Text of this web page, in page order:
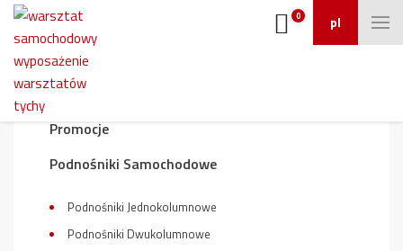
pl
0
Wyposażenie warsztatu
Promocje
Podnośniki Samochodowe
Podnośniki Jednokolumnowe
Podnośniki Dwukolumnowe